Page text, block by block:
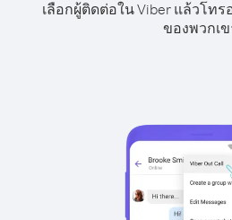
เลือกผู้ติดต่อใน Viber แล้วโท
ของพวกเ